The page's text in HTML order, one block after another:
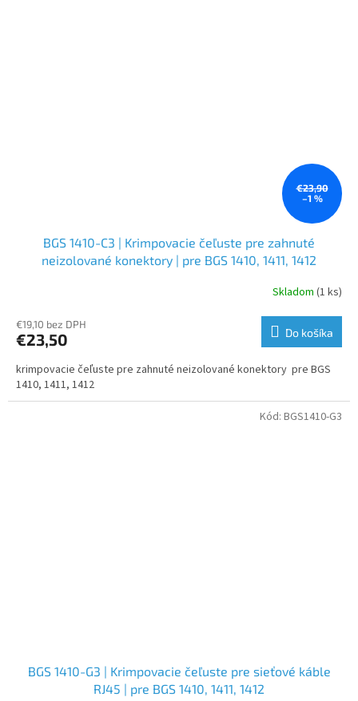
€23,90
–1 %
BGS 1410-C3 | Krimpovacie čeľuste pre zahnuté
neizolované konektory | pre BGS 1410, 1411, 1412
Skladom (1 ks)
€19,10 bez DPH
€23,50 Do košíka
krimpovacie čeľuste pre zahnuté neizolované konektory pre BGS
1410, 1411, 1412
BGS 1410-G3 | Krimpovacie čeľuste pre sieťové káble
RJ45 | pre BGS 1410, 1411, 1412
Kód: BGS1410-G3